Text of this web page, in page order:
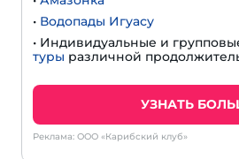
• Водопады Игуасу
• Индивидуальные и
туры различной
УЗНАТЬ
Реклама: ООО «Карибский клуб»